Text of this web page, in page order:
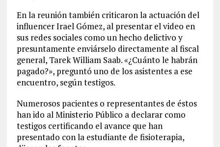
En la reunión también criticaron la actuación del
influencer Irael Gómez, al presentar el video en
sus redes sociales como un hecho delictivo y
presuntamente enviárselo directamente al fiscal
general, Tarek William Saab. «¿Cuánto le habrán
pagado?», preguntó uno de los asistentes a ese
encuentro, según testigos.
Numerosos pacientes o representantes de éstos
han ido al Ministerio Público a declarar como
testigos certificando el avance que han
presentado con la estudiante de fisioterapia,